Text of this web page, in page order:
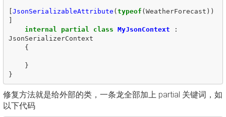
[JsonSerializableAttribute (typeof (WeatherForecast ))
]
internal
partial class MyJsonContext
:
JsonSerializerContext
{
}
}
修复方法就是给外部的类，一条龙全部加上 partial 关键词，如
以下代码